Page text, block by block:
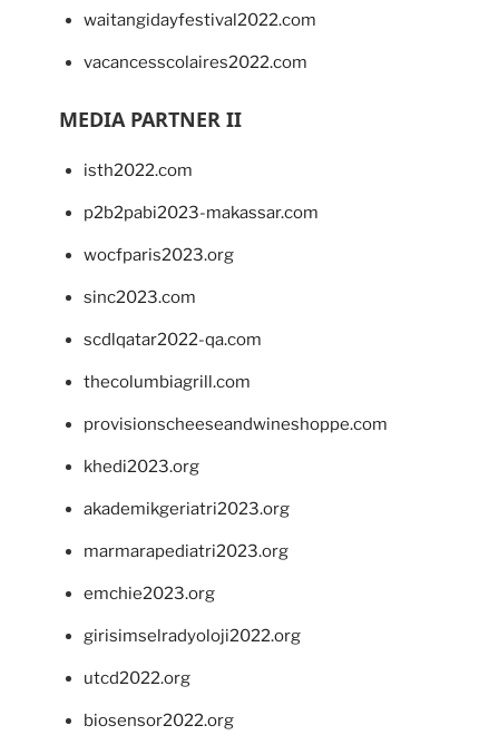
waitangidayfestival2022.com
vacancesscolaires2022.com
MEDIA PARTNER II
isth2022.com
p2b2pabi2023-makassar.com
wocfparis2023.org
sinc2023.com
scdlqatar2022-qa.com
thecolumbiagrill.com
provisionscheeseandwineshoppe.com
khedi2023.org
akademikgeriatri2023.org
marmarapediatri2023.org
emchie2023.org
girisimselradyoloji2022.org
utcd2022.org
biosensor2022.org